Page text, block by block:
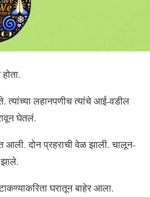
त्यांच्या लहानपणीच त्यांचे आई-वडील
घेतलं.
आली. दोन प्रहराची वेळ झाली. चालून-
घरातून बाहेर आला.